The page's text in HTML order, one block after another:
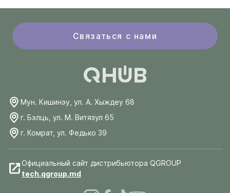
Связаться с нами
Мун. Кишинэу, ул. А. Хыждеу 68
г. Бэлць, ул. М. Витязул 65
г. Комрат, ул. Федько 39
Официальный сайт дистрибьютора QGROUP
tech.qgroup.md